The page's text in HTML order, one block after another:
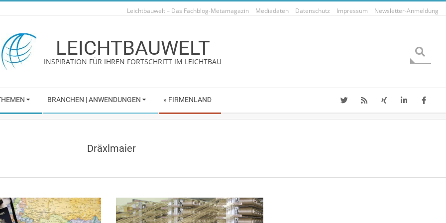
Leichtbauwelt – Das Fachblog-Metamagazin Mediadaten Datenschutz Impressum Newsletter-Anmeldung
LEICHTBAUWELT
INSPIRATION FÜR IHREN FORTSCHRITT IM LEICHTBAU
BRANCHEN | ANWENDUNGEN » FIRMENLAND
Dräxlmaier